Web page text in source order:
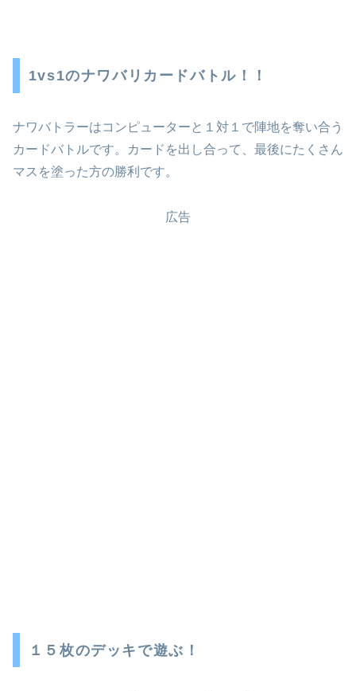
1vs1のナワバリカードバトル！！
ナワバトラーはコンピューターと１対１で陣地を奪い合う
カードバトルです。カードを出し合って、最後にたくさん
マスを塗った方の勝利です。
広告
１５枚のデッキで遊ぶ！